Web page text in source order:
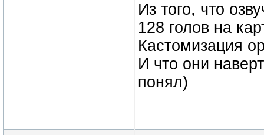
Из того, что
128 голов на
Кастомизация
И что они
понял)